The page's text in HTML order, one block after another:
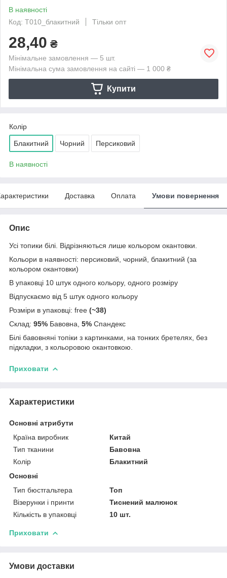
В наявності
Код: Т010_блакитний
Тільки опт
28,40 ₴
Мінімальне замовлення — 5 шт.
Мінімальна сума замовлення на сайті — 1 000 ₴
Купити
Колір
Блакитний Чорний Персиковий
В наявності
Доставка Оплата Умови повернення
Опис
Усі топики білі. Відрізняються лише кольором окантовки.
Кольори в наявності: персиковий, чорний, блакитний (за
кольором окантовки)
В упаковці 10 штук одного кольору, одного розміру
Відпускаємо від 5 штук одного кольору
Розміри в упаковці: free (~38)
Склад: 95% Бавовна, 5% Спандекс
Білі бавовняні топіки з картинками, на тонких бретелях, без
підкладки, з кольоровою окантовкою.
Приховати
Характеристики
Основні атрибути
Країна виробник
Китай
Тип тканини
Бавовна
Колір
Блакитний
Основні
Тип бюстгальтера
Топ
Візерунки і принти
Тиснений малюнок
Кількість в упаковці
10 шт.
Приховати
Умови доставки